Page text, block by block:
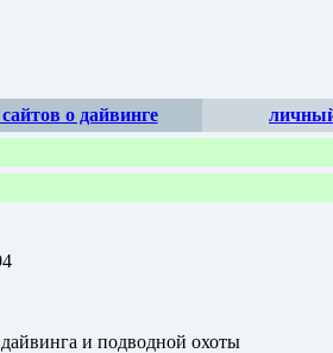
о дайвинге
и подводной охоты